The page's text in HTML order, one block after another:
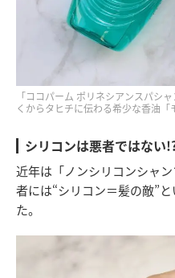
「ココパーム ポリネシアンスパシ
くからタヒチに伝わる希少な香油
シリコンは悪者ではない
近年は「ノンシリコンシャ
者には“シリコン＝髪の敵”
た。